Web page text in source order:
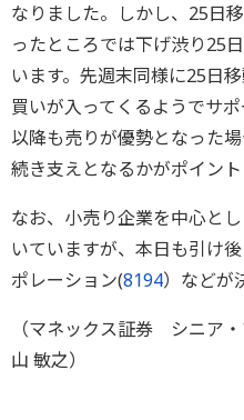
なりました。しかし、25日
ったところでは下げ渋り25
います。先週末同様に25日
買いが入ってくるようでサ
以降も売りが優勢となった
続き支えとなるかがポイント
なお、小売り企業を中心と
いていますが、本日も引け
ポレーション(8194）などが
（マネックス証券 シニア
山 敏之）